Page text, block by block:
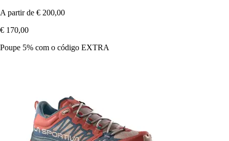
A partir de € 200,00
€ 170,00
Poupe 5% com o código EXTRA